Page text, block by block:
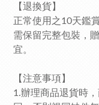
【退換貨】
正常使用之10天鑑
需保留完整包裝，
宜。
【注意事項】
1.辦理商品退貨時